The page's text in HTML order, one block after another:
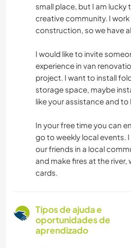
small place, but I am lucky
creative community. I
construction, so we have
I would like to invite
experience in van
project. I want to install
storage space, maybe
like your assistance and to
In your free time you can
go to weekly local events.
our friends in a local
and make fires at the river,
cards.
Tipos de ajuda e
oportunidades de
aprendizado